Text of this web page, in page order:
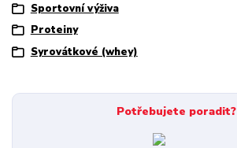
Sportovní výživa
Proteiny
Syrovátkové (whey)
Potřebujete poradit?